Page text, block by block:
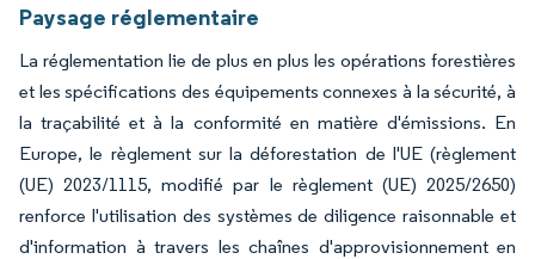
Paysage réglementaire
La réglementation lie de plus en plus les opérations forestières
et les spécifications des équipements connexes à la sécurité, à
la traçabilité et à la conformité en matière d'émissions. En
Europe, le règlement sur la déforestation de l'UE (règlement
(UE) 2023/1115, modifié par le règlement (UE) 2025/2650)
renforce l'utilisation des systèmes de diligence raisonnable et
d'information à travers les chaînes d'approvisionnement en